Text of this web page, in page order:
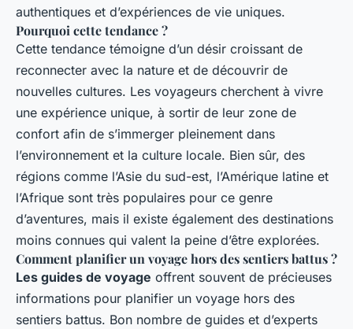
authentiques et d’expériences de vie uniques.
Pourquoi cette tendance ?
Cette tendance témoigne d’un désir croissant de
reconnecter avec la nature et de découvrir de
nouvelles cultures. Les voyageurs cherchent à vivre
une expérience unique, à sortir de leur zone de
confort afin de s’immerger pleinement dans
l’environnement et la culture locale. Bien sûr, des
régions comme l’Asie du sud-est, l’Amérique latine et
l’Afrique sont très populaires pour ce genre
d’aventures, mais il existe également des destinations
moins connues qui valent la peine d’être explorées.
Comment planifier un voyage hors des sentiers battus ?
Les guides de voyage offrent souvent de précieuses
informations pour planifier un voyage hors des
sentiers battus. Bon nombre de guides et d’experts